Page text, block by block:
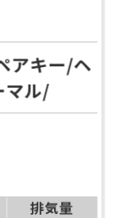
アキー/ヘ
マル/
排気量